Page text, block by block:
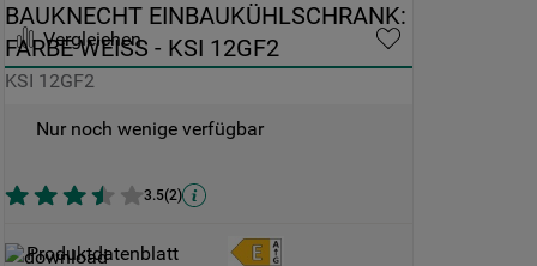
Vergleichen
BAUKNECHT EINBAUKÜHLSCHRANK:
FARBE WEISS - KSI 12GF2
KSI 12GF2
Nur noch wenige verfügbar
3.5(2)
Produktdatenblatt